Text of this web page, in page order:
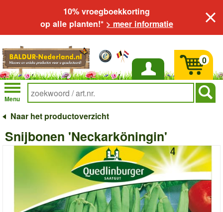
10% vroegboekkorting
op alle planten!* > meer informatie
Inloggen
Menu
0
Naar het productoverzicht
Snijbonen 'Neckarköningin'